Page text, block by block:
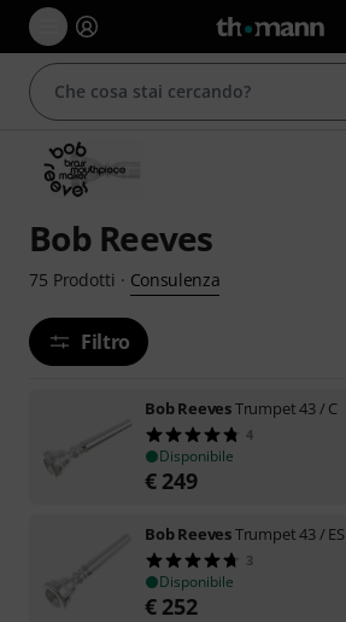
Bob Reeves
75 Prodotti · Consulenza
Filtro
Bob ReevesTrumpet 43 / C
4
Disponibile
€ 249
Bob ReevesTrumpet 43 / ES
3
Disponibile
€ 252